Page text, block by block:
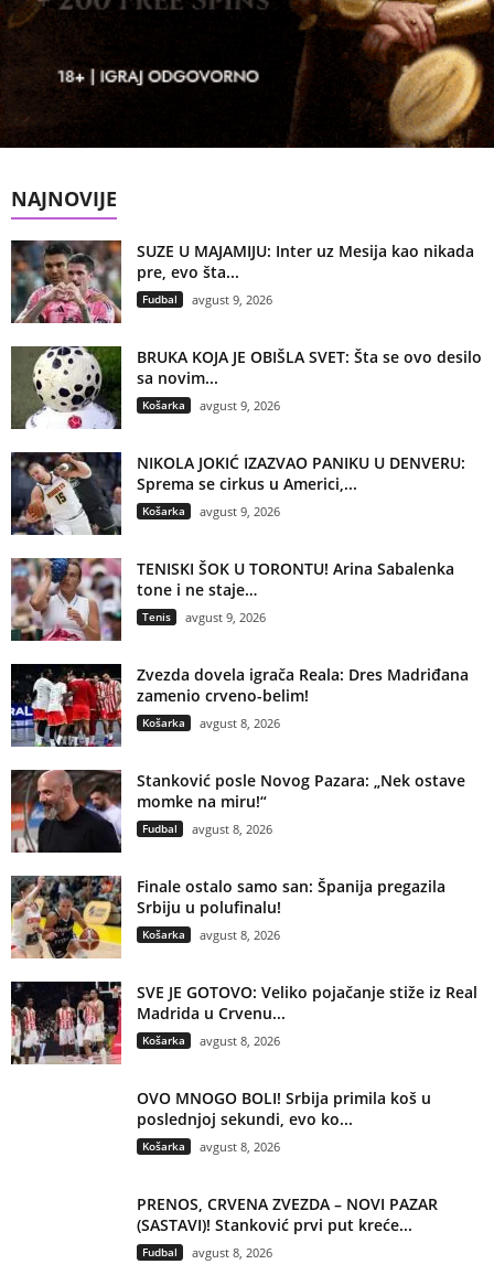
NAJNOVIJE
SUZE U MAJAMIJU: Inter uz Mesija kao nikada
pre, evo šta...
Fudbal avgust 9, 2026
BRUKA KOJA JE OBIŠLA SVET: Šta se ovo desilo
sa novim...
Košarka avgust 9, 2026
NIKOLA JOKIĆ IZAZVAO PANIKU U DENVERU:
Sprema se cirkus u Americi,...
Košarka avgust 9, 2026
TENISKI ŠOK U TORONTU! Arina Sabalenka
tone i ne staje…
Tenis avgust 9, 2026
Zvezda dovela igrača Reala: Dres Madriđana
zamenio crveno-belim!
Košarka avgust 8, 2026
Stanković posle Novog Pazara: „Nek ostave
momke na miru!“
Fudbal avgust 8, 2026
Finale ostalo samo san: Španija pregazila
Srbiju u polufinalu!
Košarka avgust 8, 2026
SVE JE GOTOVO: Veliko pojačanje stiže iz Real
Madrida u Crvenu...
Košarka avgust 8, 2026
OVO MNOGO BOLI! Srbija primila koš u
poslednjoj sekundi, evo ko...
Košarka avgust 8, 2026
PRENOS, CRVENA ZVEZDA – NOVI PAZAR
(SASTAVI)! Stanković prvi put kreće...
Fudbal avgust 8, 2026